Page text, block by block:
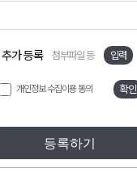
추가 등록 첨부파일 등 입력
개인정보 수집이용 동의 확인
등록하기